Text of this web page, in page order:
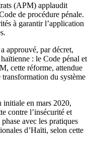
(APM) applaudit
de procédure pénale.
à garantir l’application
approuvé, par décret,
: le Code pénal et
cette réforme, attendue
du système
initiale en mars 2020,
contre l’insécurité et
avec les pratiques
d’Haïti, selon cette